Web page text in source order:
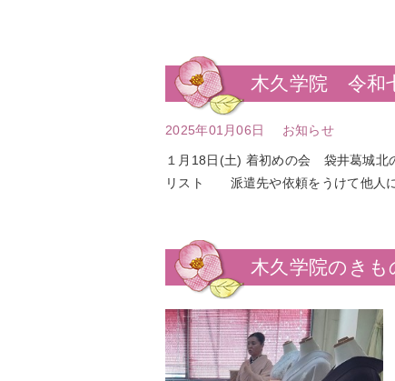
木久学院 令和
2025年01月06日 お知らせ
１月18日(土) 着初めの会 袋井葛城
リスト 派遣先や依頼をうけて他人に
木久学院のき